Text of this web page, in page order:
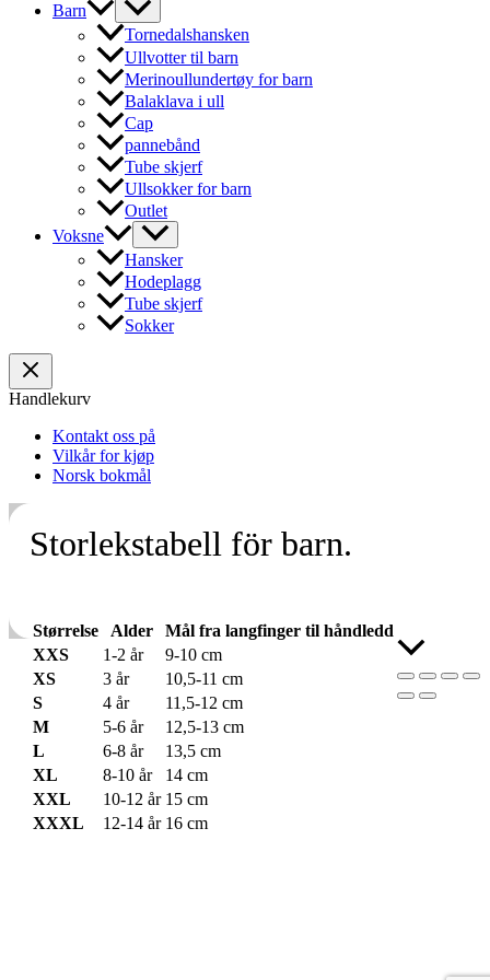
Barn
Tornedalshansken
Ullvotter til barn
Merinoullundertøy for barn
Balaklava i ull
Cap
pannebånd
Tube skjerf
Ullsokker for barn
Outlet
Voksne
Hansker
Hodeplagg
Tube skjerf
Sokker
Handlekurv
Kontakt oss på
Vilkår for kjøp
Norsk bokmål
Storlekstabell för barn.
Størrelse Alder
Mål fra langfinger til håndledd
XXS
1-2 år
9-10 cm
XS
3 år
10,5-11 cm
S
4 år
11,5-12 cm
M
5-6 år
12,5-13 cm
L
6-8 år
13,5 cm
XL
8-10 år
14 cm
XXL
10-12 år 15 cm
XXXL
12-14 år 16 cm